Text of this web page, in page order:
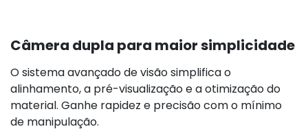
Câmera dupla para maior simplicidade
O sistema avançado de visão simplifica o
alinhamento, a pré-visualização e a otimização do
material. Ganhe rapidez e precisão com o mínimo
de manipulação.